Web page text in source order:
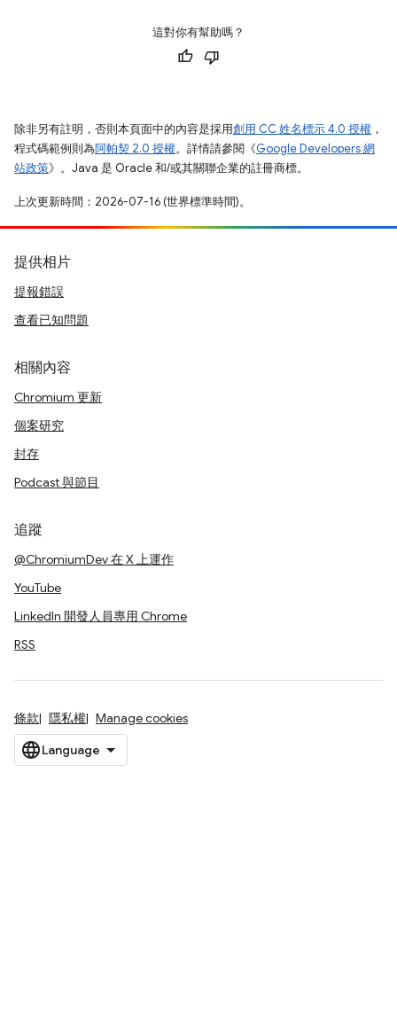
這對你有幫助嗎？
除非另有註明，否則本頁面中的內容是採用創用 CC 姓名標示 4.0 授權 ，
程式碼範例則為阿帕契 2.0 授權。詳情請參閱《Google Developers 網
站政策》。Java 是 Oracle 和/或其關聯企業的註冊商標。
上次更新時間：2026-07-16 (世界標準時間)。
提供相片
提報錯誤
查看已知問題
相關內容
Chromium 更新
個案研究
封存
Podcast 與節目
追蹤
@ChromiumDev 在 X 上運作
YouTube
LinkedIn 開發人員專用 Chrome
RSS
條款 隱私權 Manage cookies